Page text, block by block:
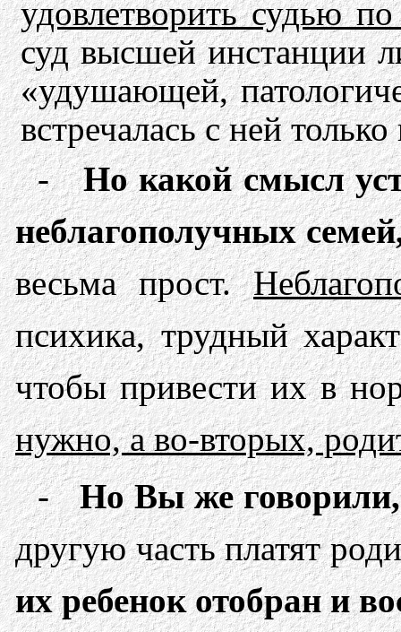
удовлетворить судью
суд высшей инстанции
«удушающей,
встречалась с ней
-Но какой смысл
неблагополучных
весьма прост.
психика, трудный
чтобы привести их в
нужно, а во-вторых,
-Но Вы же говорили,
другую часть платят
их ребенок ото­бран и